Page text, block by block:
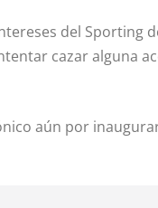
del Sporting
cazar alguna
aún por